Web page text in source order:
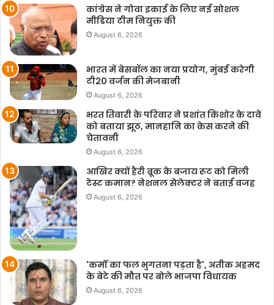
कांग्रेस ने गोवा इकाई के लिए नई सोशल
मीडिया टीम नियुक्त की
August 6, 2026
भारत में बेसबॉल का नया प्रयोग, मुंबई करेगी
टी20 वर्जन की मेजबानी
August 6, 2026
भरत तिवारी के परिवार ने प्रशांत किशोर के दावे
को बताया झूठ, मानहानि का केस करने की
चेतावनी
August 6, 2026
आखिर क्यों हैरी ब्रूक के बजाय रूट को मिली
टेस्ट कमान? नेशनल सेलेक्टर ने बताई वजह
August 6, 2026
'कर्मों का फल भुगतना पड़ता है', अतीक अहमद
के बेटे की मौत पर बोले भाजपा विधायक
August 6, 2026